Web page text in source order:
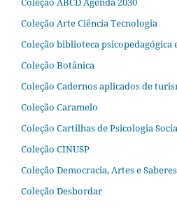
Coleção Arte Ciência Tecnologia
Coleção biblioteca psicopedagógica
Coleção Botânica
Coleção Cadernos aplicados de
Coleção Caramelo
Coleção Cartilhas de Psicologia
Coleção CINUSP
Coleção Democracia, Artes e
Coleção Desbordar